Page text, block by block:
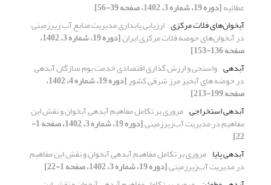
عطائیه[دوره 19، شماره 3، 1402، صفحه 39-56]
آبخوان‌های فلات مرکزی ارزیابی پایداری مدیریت منابع آب زیرزمینی
در آبخوان‌های حوضه فلات مرکزی ایران [دوره 19، شماره 3، 1402،
صفحه 136-153]
آبدهی واسنجی و ارزش گذاری اقتصادی خدمت بوم سازگان آبدهی
در حوضه های آبخیز مرز شرقی کشور [دوره 19، شماره 4، 1402،
صفحه 199-213]
آبدهی استخراجی مروری بر تکامل مفاهیم آبدهی آبخوان و نقش این
مفاهیم در مدیریت آب‌زیرزمینی [دوره 19، شماره 3، 1402، صفحه 1-
22]
آبدهی پایا مروری بر تکامل مفاهیم آبدهی آبخوان و نقش این مفاهیم
در مدیریت آب‌زیرزمینی[دوره 19، شماره 3، 1402، صفحه 1-22]